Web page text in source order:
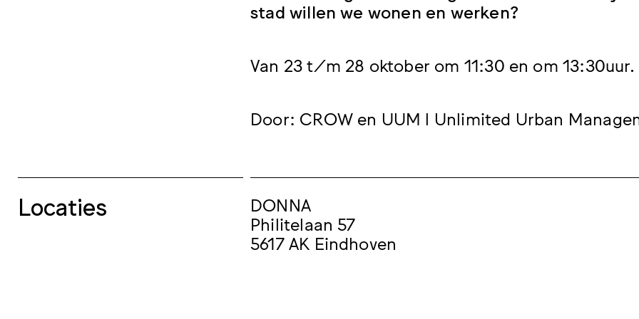
stad willen we wonen en werken?
Van 23 t/m 28 oktober om 11:30 en om 13:30uur.
Door: CROW en UUM l Unlimited Urban
Locaties
DONNA
Philitelaan 57
5617 AK Eindhoven